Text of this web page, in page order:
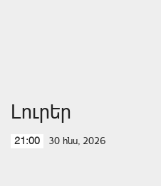
Լուրեր
21:00 30 հնս, 2026